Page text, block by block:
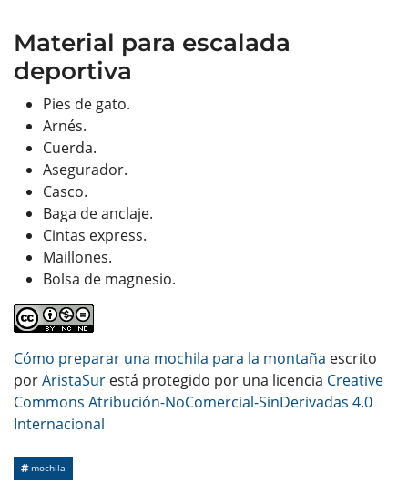
Material para escalada
deportiva
Pies de gato.
Arnés.
Cuerda.
Asegurador.
Casco.
Baga de anclaje.
Cintas express.
Maillones.
Bolsa de magnesio.
Cómo preparar una mochila para la montaña escrito
porAristaSur está protegido por una licencia Creative
Commons Atribución-NoComercial-SinDerivadas 4.0
Internacional
mochila